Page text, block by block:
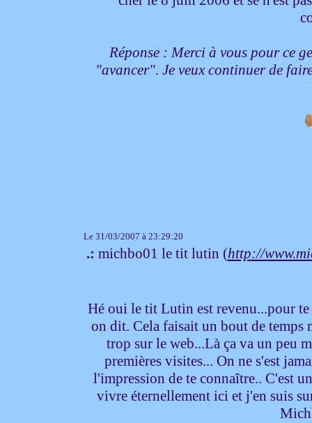
Réponse : Merci à vous pour ce
"avancer". Je veux continuer de
Le 31/03/2007 à 23:29:20
.: michbo01 le tit lutin (http://
Hé oui le tit Lutin est revenu...pour te
on dit. Cela faisait un bout de temps
trop sur le web...Là ça va un peu
premières visites... On ne s'est
l'impression de te connaître.. C'est
vivre éternellement ici et j'en suis